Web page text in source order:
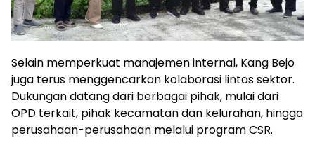
Selain memperkuat manajemen internal, Kang Bejo
juga terus menggencarkan kolaborasi lintas sektor.
Dukungan datang dari berbagai pihak, mulai dari
OPD terkait, pihak kecamatan dan kelurahan, hingga
perusahaan-perusahaan melalui program CSR.